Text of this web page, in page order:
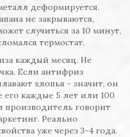
деформируется.
не закрываются,
случиться за 10 минут,
термостат.
каждый месяц. Не
Если антифриз
хлопья - значит, он
его каждые 5 лет или 100
производитель говорит
Реально
уже через 3-4 года.